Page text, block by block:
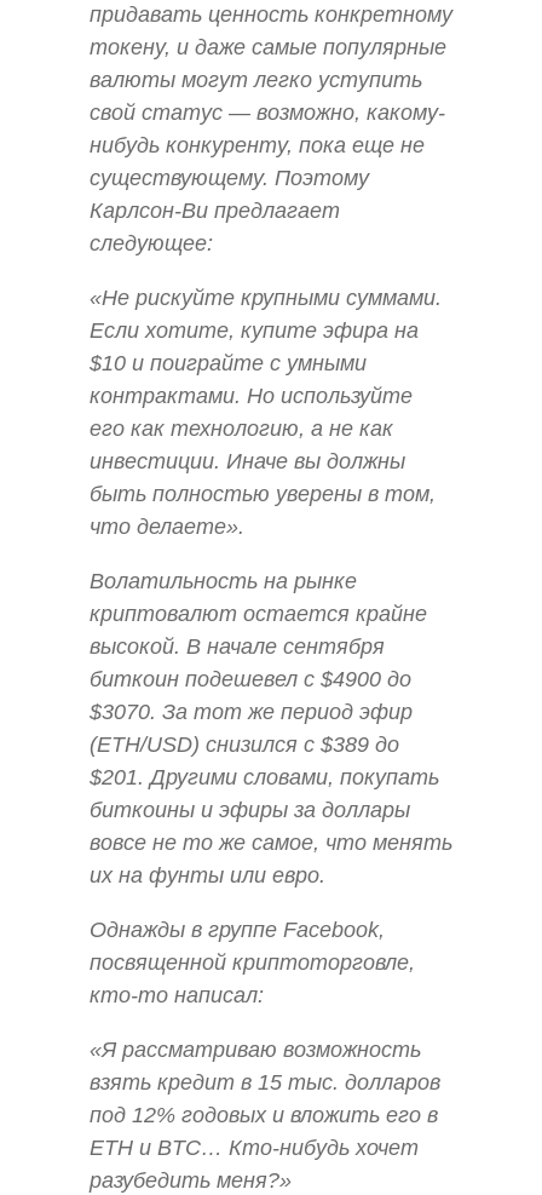
придавать ценность конкретному
токену, и даже самые популярные
валюты могут легко уступить
свой статус — возможно, какому-
нибудь конкуренту, пока еще не
существующему. Поэтому
Карлсон-Ви предлагает
следующее:
«Не рискуйте крупными суммами.
Если хотите, купите эфира на
$10 и поиграйте с умными
контрактами. Но используйте
его как технологию, а не как
инвестиции. Иначе вы должны
быть полностью уверены в том,
что делаете».
Волатильность на рынке
криптовалют остается крайне
высокой. В начале сентября
биткоин подешевел с $4900 до
$3070. За тот же период эфир
(ETH/USD) снизился с $389 до
$201. Другими словами, покупать
биткоины и эфиры за доллары
вовсе не то же самое, что менять
их на фунты или евро.
Однажды в группе Facebook,
посвященной криптоторговле,
кто-то написал:
«Я рассматриваю возможность
взять кредит в 15 тыс. долларов
под 12% годовых и вложить его в
ETH и BTC… Кто-нибудь хочет
разубедить меня?»